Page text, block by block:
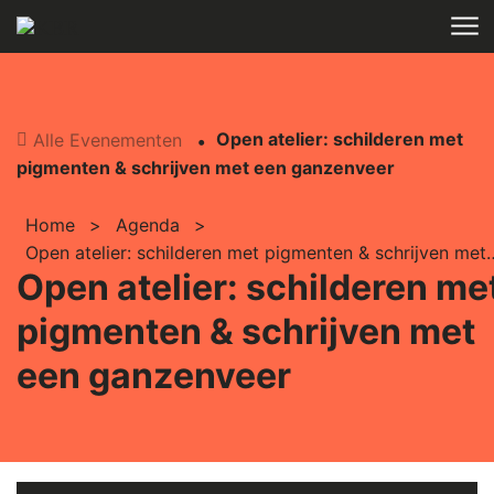
Skip to main content
Alle Evenementen
Open atelier: schilderen met
pigmenten & schrijven met een ganzenveer
Open atelier: schilderen
pigmenten & schrijven met
een ganzenveer
Home > Agenda
>
Open atelier: